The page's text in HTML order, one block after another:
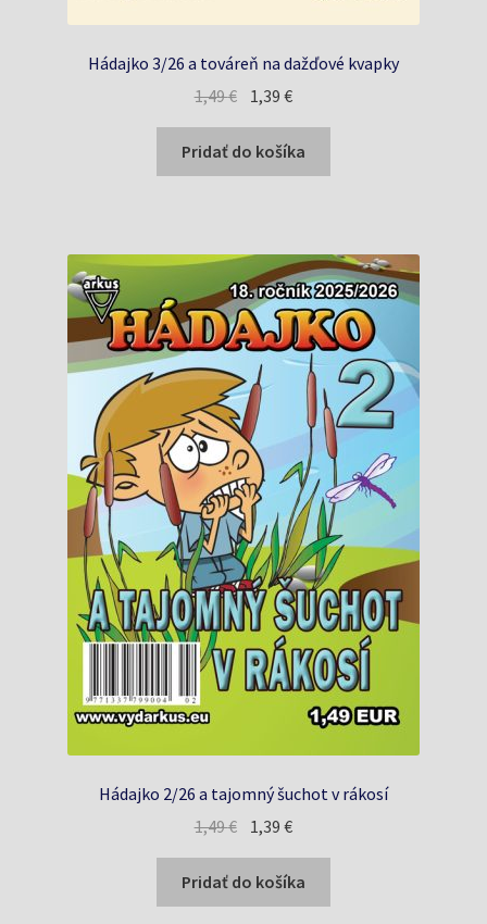
Hádajko 3/26 a továreň na dažďové kvapky
1,49€ Pôvodná
cena
bola:
1,49 €.
1,39€Aktuálna
cena
je:
1,39 €.
Pridať do košíka
Hádajko 2/26 a tajomný šuchot v rákosí
1,49€ Pôvodná
cena
bola:
1,49 €.
1,39€Aktuálna
cena
je:
1,39 €.
Pridať do košíka